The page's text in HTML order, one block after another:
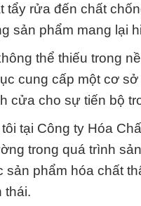
tẩy rửa đến chất
sản phẩm mang lại
thể thiếu trong
cung cấp một cơ
cửa cho sự tiến bộ
tại Công ty Hóa
trong quá trình
sản phẩm hóa chất
thái.